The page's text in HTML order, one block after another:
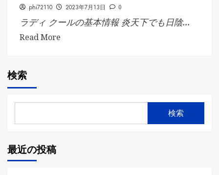
phi72110 2023年7月13日 0
ラディ クールの基本情報 炎天下でも日陰...
Read More
検索
検索
最近の投稿